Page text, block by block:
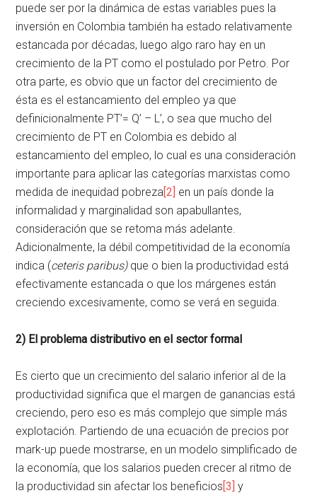
puede ser por la dinámica de estas variables pues la
inversión en Colombia también ha estado relativamente
estancada por décadas, luego algo raro hay en un
crecimiento de la PT como el postulado por Petro. Por
otra parte, es obvio que un factor del crecimiento de
ésta es el estancamiento del empleo ya que
definicionalmente PT’= Q’ – L’, o sea que mucho del
crecimiento de PT en Colombia es debido al
estancamiento del empleo, lo cual es una consideración
importante para aplicar las categorías marxistas como
medida de inequidad pobreza[2] en un país donde la
informalidad y marginalidad son apabullantes,
consideración que se retoma más adelante.
Adicionalmente, la débil competitividad de la economía
indica (ceteris paribus) que o bien la productividad está
efectivamente estancada o que los márgenes están
creciendo excesivamente, como se verá en seguida.
2) El problema distributivo en el sector formal
Es cierto que un crecimiento del salario inferior al de la
productividad significa que el margen de ganancias está
creciendo, pero eso es más complejo que simple más
explotación. Partiendo de una ecuación de precios por
mark-up puede mostrarse, en un modelo simplificado de
la economía, que los salarios pueden crecer al ritmo de
la productividad sin afectar los beneficios[3] y